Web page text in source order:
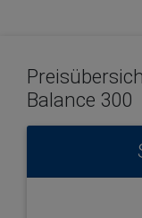
Balance 300